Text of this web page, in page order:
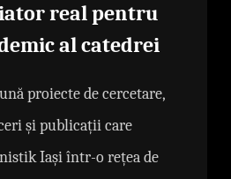
real pentru
al catedrei
proiecte de cercetare,
și publicații care
Iași într-o rețea de